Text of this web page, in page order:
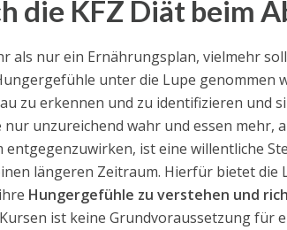
die KFZ Diät beim
als nur ein Ernährungsplan, vielmehr
unter die Lupe genommen
zu erkennen und zu identifizieren und
unzureichend wahr und essen mehr,
ist eine willentliche
längeren Zeitraum. Hierfür bietet die
Hungergefühle zu verstehen und
ist keine Grundvoraussetzung für